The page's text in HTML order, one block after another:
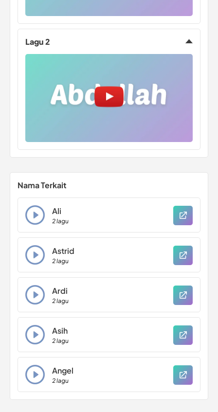
Lagu 2
Nama Terkait
Ali
2 lagu
Astrid
2 lagu
Ardi
2 lagu
Asih
2 lagu
Angel
2 lagu